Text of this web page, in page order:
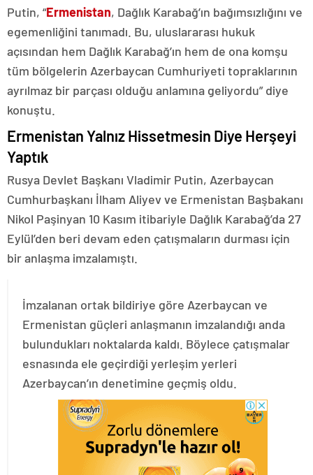
Putin, “Ermenistan, Dağlık Karabağ’ın bağımsızlığını ve
egemenliğini tanımadı. Bu, uluslararası hukuk
açısından hem Dağlık Karabağ’ın hem de ona komşu
tüm bölgelerin Azerbaycan Cumhuriyeti topraklarının
ayrılmaz bir parçası olduğu anlamına geliyordu” diye
konuştu.
Ermenistan Yalnız Hissetmesin Diye Herşeyi
Yaptık
Rusya Devlet Başkanı Vladimir Putin, Azerbaycan
Cumhurbaşkanı İlham Aliyev ve Ermenistan Başbakanı
Nikol Paşinyan 10 Kasım itibariyle Dağlık Karabağ’da 27
Eylül’den beri devam eden çatışmaların durması için
bir anlaşma imzalamıştı.
İmzalanan ortak bildiriye göre Azerbaycan ve
Ermenistan güçleri anlaşmanın imzalandığı anda
bulundukları noktalarda kaldı. Böylece çatışmalar
esnasında ele geçirdiği yerleşim yerleri
Azerbaycan’ın denetimine geçmiş oldu.